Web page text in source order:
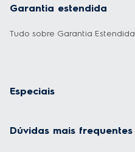
Garantia estendida
Tudo sobre Garantia Estendida
Especiais
Dúvidas mais frequentes